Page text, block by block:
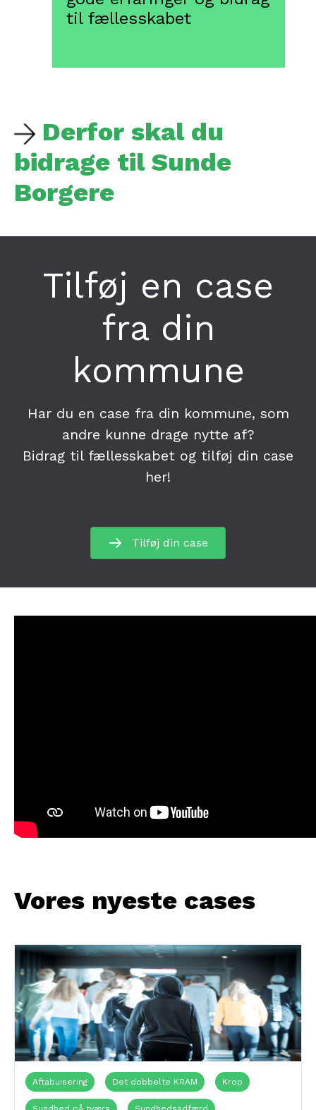
til fællesskabet
Derfor skal du
bidrage til Sunde
Borgere
Tilføj en case
fra din
kommune
Har du en case fra din kommune, som
andre kunne drage nytte af?
Bidrag til fællesskabet og tilføj din case
her!
Tilføj din case
Vores nyeste cases
Aftabuisering Det dobbelte KRAM Krop